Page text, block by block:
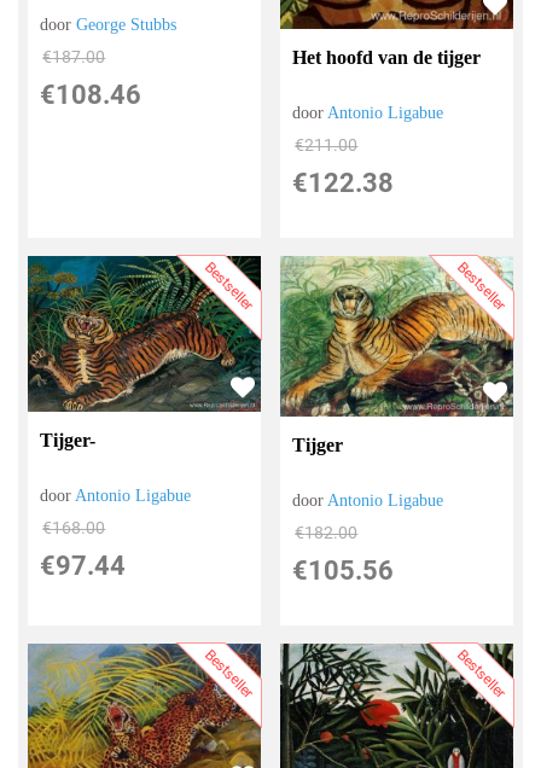
doorGeorge Stubbs
€187.00
€108.46
Het hoofd van de tijger
door Antonio Ligabue
€211.00
€122.38
Bestseller
Tijger-
doorAntonio Ligabue
€168.00
€97.44
Bestseller
Tijger
door Antonio Ligabue
€182.00
€105.56
Bestseller Bestseller